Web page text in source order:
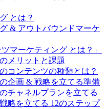
とは？
& アウトバウンドマーケ
マーケティング とは？」
メリットと課題
コンテンツの種類とは？
企画 & 戦略を立てる準備
チャネルプランを立てる
略を立てる 12のステップ